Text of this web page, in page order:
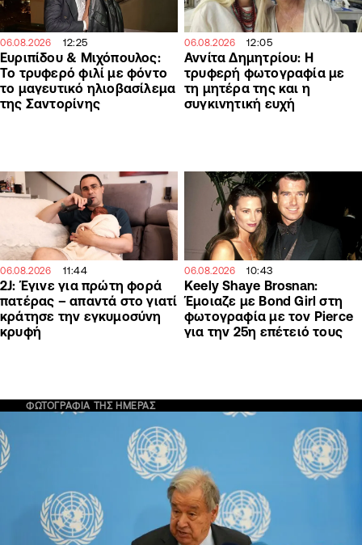
06.08.2026 12:25
Ευριπίδου & Μιχόπουλος:
Το τρυφερό φιλί με φόντο
το μαγευτικό ηλιοβασίλεμα
της Σαντορίνης
06.08.2026 12:05
Αννίτα Δημητρίου: Η
τρυφερή φωτογραφία με
τη μητέρα της και η
συγκινητική ευχή
06.08.2026 11:44
2J: Έγινε για πρώτη φορά
πατέρας – απαντά στο γιατί
κράτησε την εγκυμοσύνη
κρυφή
06.08.2026 10:43
Keely Shaye Brosnan:
Έμοιαζε με Bond Girl στη
φωτογραφία με τον Pierce
για την 25η επέτειό τους
ΦΩΤΟΓΡΑΦΙΑ ΤΗΣ ΗΜΕΡΑΣ